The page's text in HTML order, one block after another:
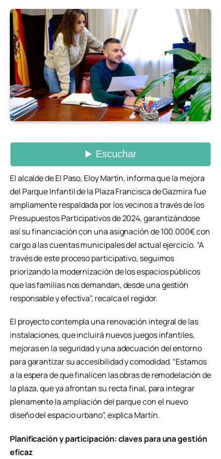
El alcalde de El Paso, Eloy Martín, informa que la mejora
del Parque Infantil de la Plaza Francisca de Gazmira fue
ampliamente respaldada por los vecinos a través de los
Presupuestos Participativos de 2024, garantizándose
así su financiación con una asignación de 100.000€ con
cargo a las cuentas municipales del actual ejercicio. “A
través de este proceso participativo, seguimos
priorizando la modernización de los espacios públicos
que las familias nos demandan, desde una gestión
responsable y efectiva”, recalca el regidor.
El proyecto contempla una renovación integral de las
instalaciones, que incluirá nuevos juegos infantiles,
mejoras en la seguridad y una adecuación del entorno
para garantizar su accesibilidad y comodidad. “Estamos
a la espera de que finalicen las obras de remodelación de
la plaza, que ya afrontan su recta final, para integrar
plenamente la ampliación del parque con el nuevo
diseño del espacio urbano”, explica Martín.
Planificación y participación: claves para una gestión
eficaz